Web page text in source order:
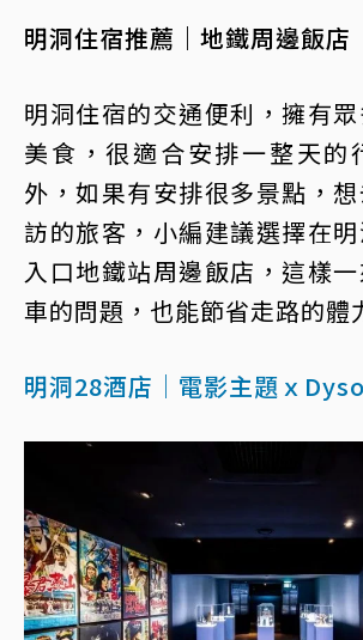
明洞住宿推薦｜地鐵周邊飯店
明洞住宿的交通便利，擁有
美食，很適合安排一整天的
外，如果有安排很多景點，
訪的旅客，小編建議選擇在
入口地鐵站周邊飯店，這樣
車的問題，也能節省走路的體
明洞28酒店｜電影主題ｘ